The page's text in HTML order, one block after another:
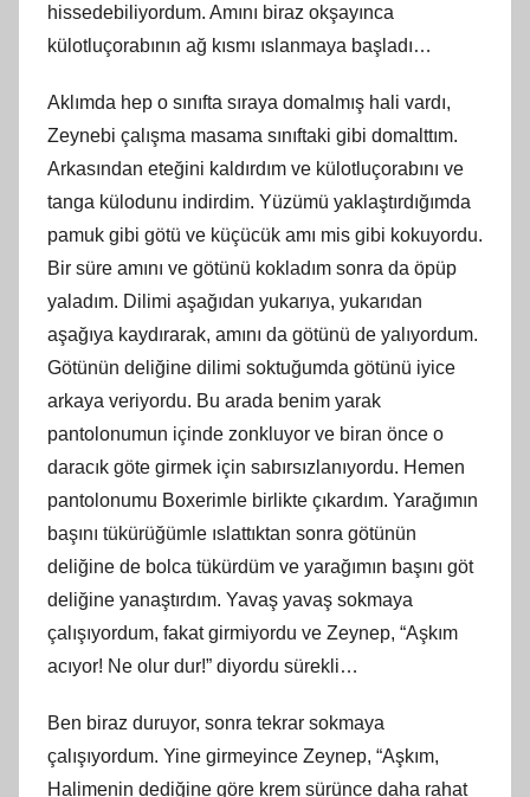
hissedebiliyordum. Amını biraz okşayınca
külotluçorabının ağ kısmı ıslanmaya başladı…
Aklımda hep o sınıfta sıraya domalmış hali vardı,
Zeynebi çalışma masama sınıftaki gibi domalttım.
Arkasından eteğini kaldırdım ve külotluçorabını ve
tanga külodunu indirdim. Yüzümü yaklaştırdığımda
pamuk gibi götü ve küçücük amı mis gibi kokuyordu.
Bir süre amını ve götünü kokladım sonra da öpüp
yaladım. Dilimi aşağıdan yukarıya, yukarıdan
aşağıya kaydırarak, amını da götünü de yalıyordum.
Götünün deliğine dilimi soktuğumda götünü iyice
arkaya veriyordu. Bu arada benim yarak
pantolonumun içinde zonkluyor ve biran önce o
daracık göte girmek için sabırsızlanıyordu. Hemen
pantolonumu Boxerimle birlikte çıkardım. Yarağımın
başını tükürüğümle ıslattıktan sonra götünün
deliğine de bolca tükürdüm ve yarağımın başını göt
deliğine yanaştırdım. Yavaş yavaş sokmaya
çalışıyordum, fakat girmiyordu ve Zeynep, “Aşkım
acıyor! Ne olur dur!” diyordu sürekli…
Ben biraz duruyor, sonra tekrar sokmaya
çalışıyordum. Yine girmeyince Zeynep, “Aşkım,
Halimenin dediğine göre krem sürünce daha rahat